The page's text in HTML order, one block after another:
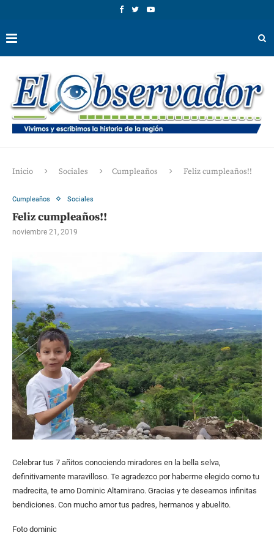
Inicio Sociales Cumpleaños Feliz cumpleaños!!
Cumpleaños Sociales
Feliz cumpleaños!!
noviembre 21, 2019
Celebrar tus 7 añitos conociendo miradores en la bella selva,
definitivamente maravilloso. Te agradezco por haberme elegido como tu
madrecita, te amo Dominic Altamirano. Gracias y te deseamos infinitas
bendiciones. Con mucho amor tus padres, hermanos y abuelito.
Foto dominic